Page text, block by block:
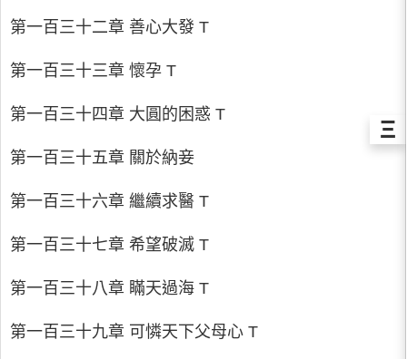
第一百三十二章 善心大發 T
第一百三十三章 懷孕 T
第一百三十四章 大圓的困惑 T
第一百三十五章 關於納妾
第一百三十六章 繼續求醫 T
第一百三十七章 希望破滅 T
第一百三十八章 瞞天過海 T
第一百三十九章 可憐天下父母心 T
Ξ